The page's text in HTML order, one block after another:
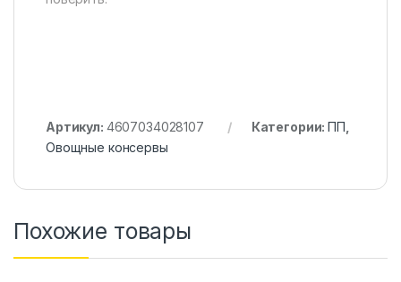
Артикул: 4607034028107 Категории:ПП
Овощные консервы
Похожие товары